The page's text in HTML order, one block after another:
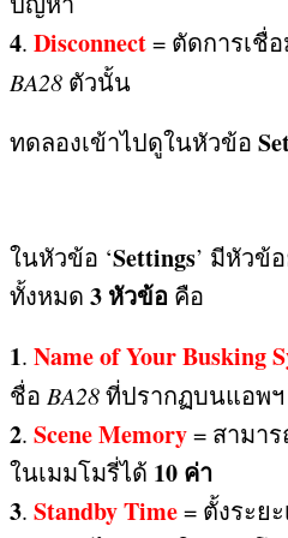
4. Disconnect= ตัดการเชื่
BA28 ตัวนั้น
ทดลองเข้าไปดูในหัวข้อ
ในหัวข้อ ‘Settings’ มีหัวข้
ทั้งหมด 3 หัวข้อ คือ
1. Name of Your Busking
ชื่อ BA28ที่ปรากฏบนแอพฯ
2. Scene Memory= สามา
ในเมมโมรี่ได้ 10 ค่า
3. Standby Time= ตั้งระย